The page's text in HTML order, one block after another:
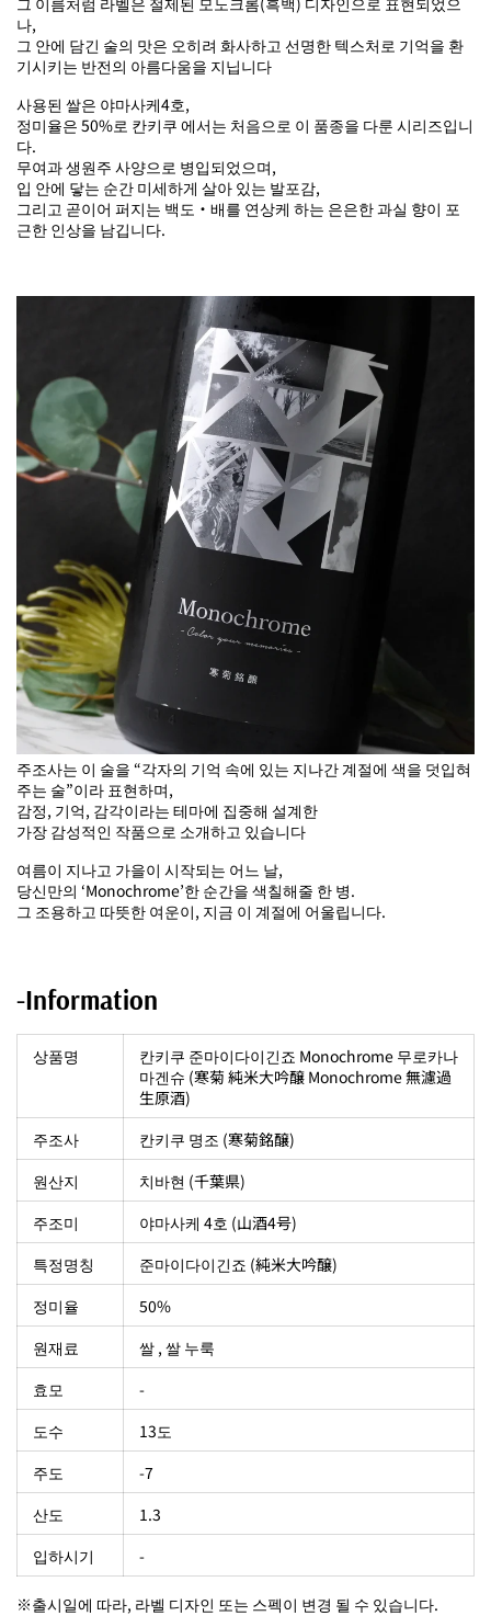
나,
그 안에 담긴 술의 맛은 오히려 화사하고 선명한 텍스처로 기억을 환
기시키는 반전의 아름다움을 지닙니다
사용된 쌀은 야마사케4호,
정미율은 50%로 칸키쿠 에서는 처음으로 이 품종을 다룬 시리즈입니
다.
무여과 생원주 사양으로 병입되었으며,
입 안에 닿는 순간 미세하게 살아 있는 발포감,
그리고 곧이어 퍼지는 백도・배를 연상케 하는 은은한 과실 향이 포
근한 인상을 남깁니다.
주조사는 이 술을 “각자의 기억 속에 있는 지나간 계절에 색을 덧입혀
주는 술”이라 표현하며,
감정, 기억, 감각이라는 테마에 집중해 설계한
가장 감성적인 작품으로 소개하고 있습니다
여름이 지나고 가을이 시작되는 어느 날,
당신만의 ‘Monochrome’한 순간을 색칠해줄 한 병.
그 조용하고 따뜻한 여운이, 지금 이 계절에 어울립니다.
-Information
상품명
칸키쿠 준마이다이긴죠 Monochrome 무로카나
마겐슈 (寒菊 純米大吟醸 Monochrome 無濾過
生原酒)
주조사
칸키쿠 명조 (寒菊銘醸)
원산지
치바현 (千葉県)
주조미
야마사케 4호 (山酒4号)
특정명칭
준마이다이긴죠 (純米大吟醸)
정미율
50%
원재료
쌀 , 쌀 누룩
효모
-
도수
13도
주도
-7
산도
1.3
입하시기
-
※출시일에 따라, 라벨 디자인 또는 스펙이 변경 될 수 있습니다.